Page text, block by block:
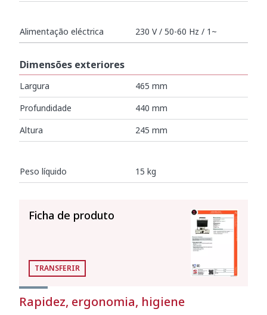
Alimentação eléctrica 230 V / 50-60 Hz / 1~
Dimensões exteriores
Largura
465 mm
Profundidade
440 mm
Altura
245 mm
Peso líquido 15 kg
Ficha de produto
TRANSFERIR
Rapidez, ergonomia, higiene